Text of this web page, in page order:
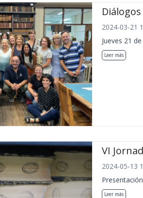
2024-03-21
Jueves 21
Leer más
VI
2024-05-13
Leer más